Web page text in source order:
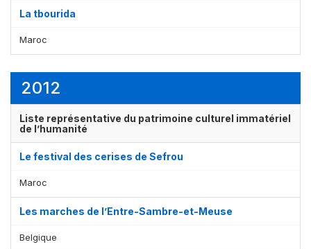
La tbourida
Maroc
2012
Liste représentative du patrimoine culturel immatériel
de l’humanité
Le festival des cerises de Sefrou
Maroc
Les marches de l’Entre-Sambre-et-Meuse
Belgique